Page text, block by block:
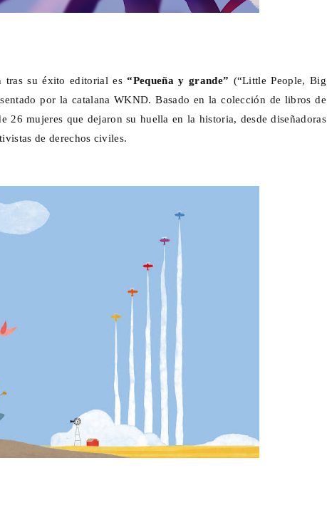
tras su éxito editorial es“Pequeña y grande” (“Little People, Big
por la catalana WKND. Basado en la colección de libros de
26 mujeres que dejaron su huella en la historia, desde diseñadoras
de derechos civiles.